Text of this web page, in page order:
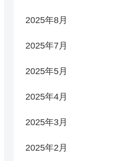
2025年8月
2025年7月
2025年5月
2025年4月
2025年3月
2025年2月